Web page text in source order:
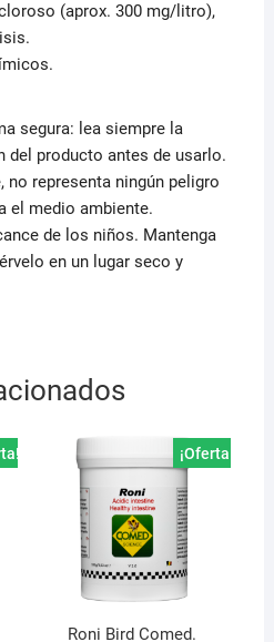
(aprox. 300 mg/litro),
segura: lea siempre la
del producto antes de usarlo.
no representa ningún peligro
el medio ambiente.
de los niños. Mantenga
en un lugar seco y
¡Oferta!
Roni Bird Comed.